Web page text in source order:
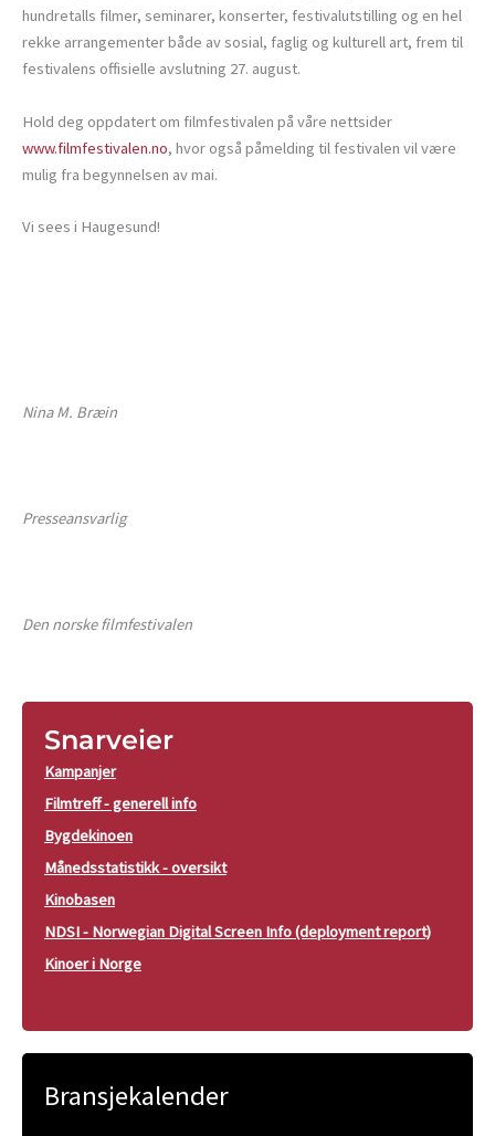
hundretalls filmer, seminarer, konserter, festivalutstilling og en hel
rekke arrangementer både av sosial, faglig og kulturell art, frem til
festivalens offisielle avslutning 27. august.
Hold deg oppdatert om filmfestivalen på våre nettsider
www.filmfestivalen.no, hvor også påmelding til festivalen vil være
mulig fra begynnelsen av mai.
Vi sees i Haugesund!
Nina M. Bræin
Presseansvarlig
Den norske filmfestivalen
Snarveier
Kampanjer
Filmtreff - generell info
Bygdekinoen
Månedsstatistikk - oversikt
Kinobasen
NDSI - Norwegian Digital Screen Info (deployment report)
Kinoer i Norge
Bransjekalender